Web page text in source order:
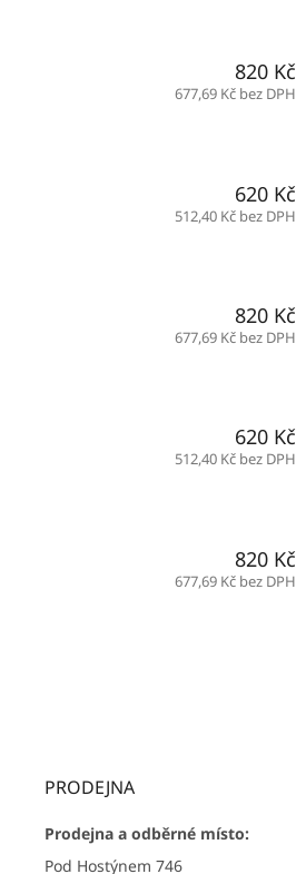
820 Kč
677,69 Kč bez DPH
620 Kč
512,40 Kč bez DPH
820 Kč
677,69 Kč bez DPH
620 Kč
512,40 Kč bez DPH
820 Kč
677,69 Kč bez DPH
PRODEJNA
Prodejna a odběrné místo:
Pod Hostýnem 746